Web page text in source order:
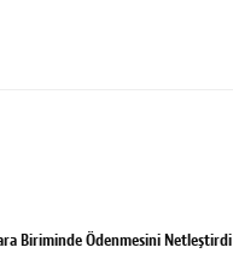
Biriminde Ödenmesini Netleştirdi